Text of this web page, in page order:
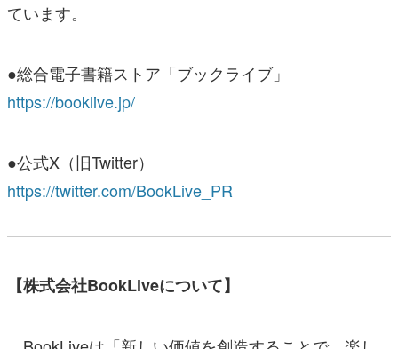
ています。
●総合電子書籍ストア「ブックライブ」
https://booklive.jp/
●公式X（旧Twitter）
https://twitter.com/BookLive_PR
【株式会社BookLiveについて】